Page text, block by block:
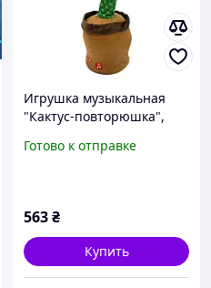
Игрушка музыкальная
"Кактус-повторюшка",
Готово к отправке
563₴
Купить